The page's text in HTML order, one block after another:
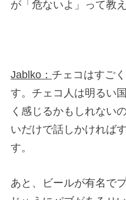
が「危ないよ」って教
Jablko： チェコはすご
す。チェコ人は明るい
く感じるかもしれない
いだけで話しかければ
す。
あと、ビールが有名で